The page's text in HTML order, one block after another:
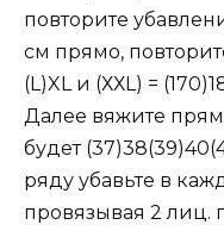
повторите
см прямо,
(L)XL и (ХХL) =
Далее вяжите
будет
ряду убавьте в
провязывая 2 лиц.